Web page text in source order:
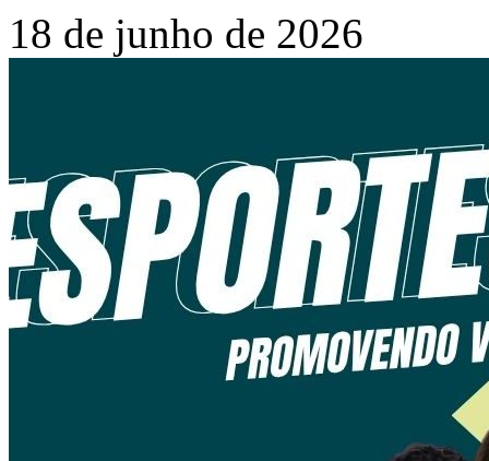
18 de junho de 2026